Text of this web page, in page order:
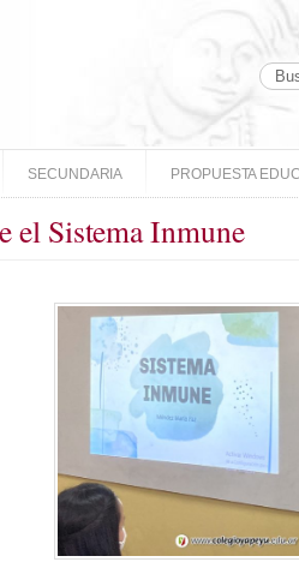
SECUNDARIA PROPUESTA
el Sistema Inmune